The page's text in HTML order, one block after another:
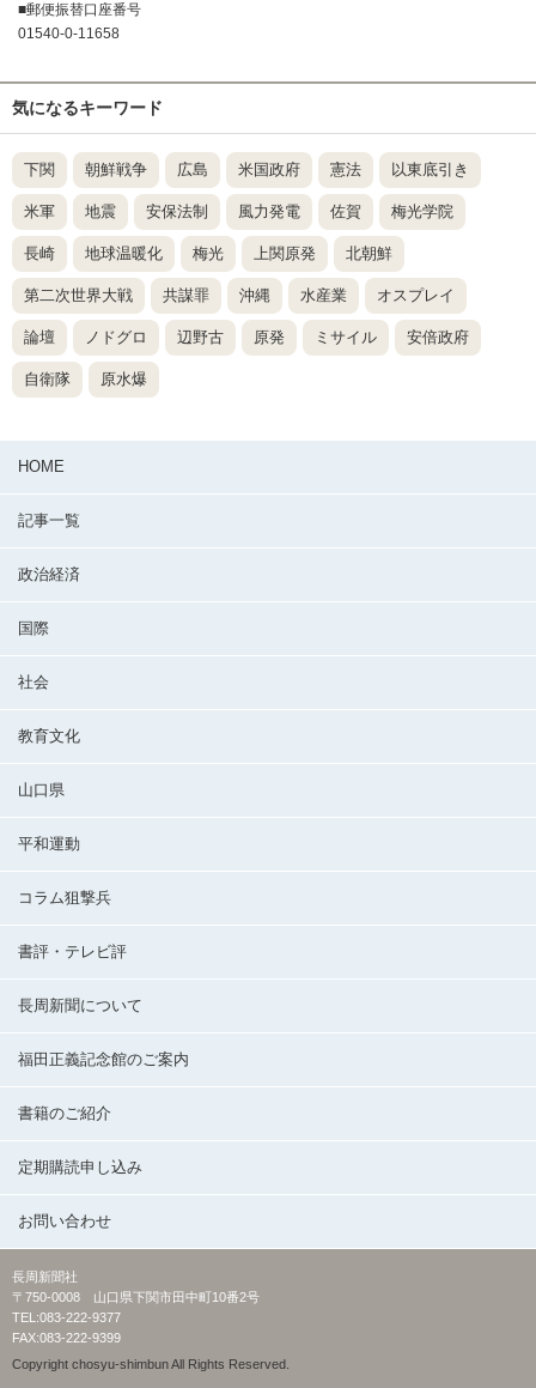
■郵便振替口座番号
01540-0-11658
気になるキーワード
下関 朝鮮戦争 広島 米国政府 憲法 以東底引き
米軍 地震 安保法制 風力発電 佐賀 梅光学院
長崎 地球温暖化 梅光 上関原発 北朝鮮
第二次世界大戦 共謀罪 沖縄 水産業 オスプレイ
論壇 ノドグロ 辺野古 原発 ミサイル 安倍政府
自衛隊 原水爆
HOME
記事一覧
政治経済
国際
社会
教育文化
山口県
平和運動
コラム狙撃兵
書評・テレビ評
長周新聞について
福田正義記念館のご案内
書籍のご紹介
定期購読申し込み
お問い合わせ
長周新聞社
〒750-0008 山口県下関市田中町10番2号
TEL:083-222-9377
FAX:083-222-9399
Copyright chosyu-shimbun All Rights Reserved.